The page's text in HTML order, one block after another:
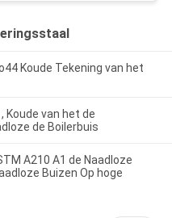
Koude Tekening van het
Koude van het de
de Boilerbuis
A210 A1 de Naadloze
Buizen Op hoge